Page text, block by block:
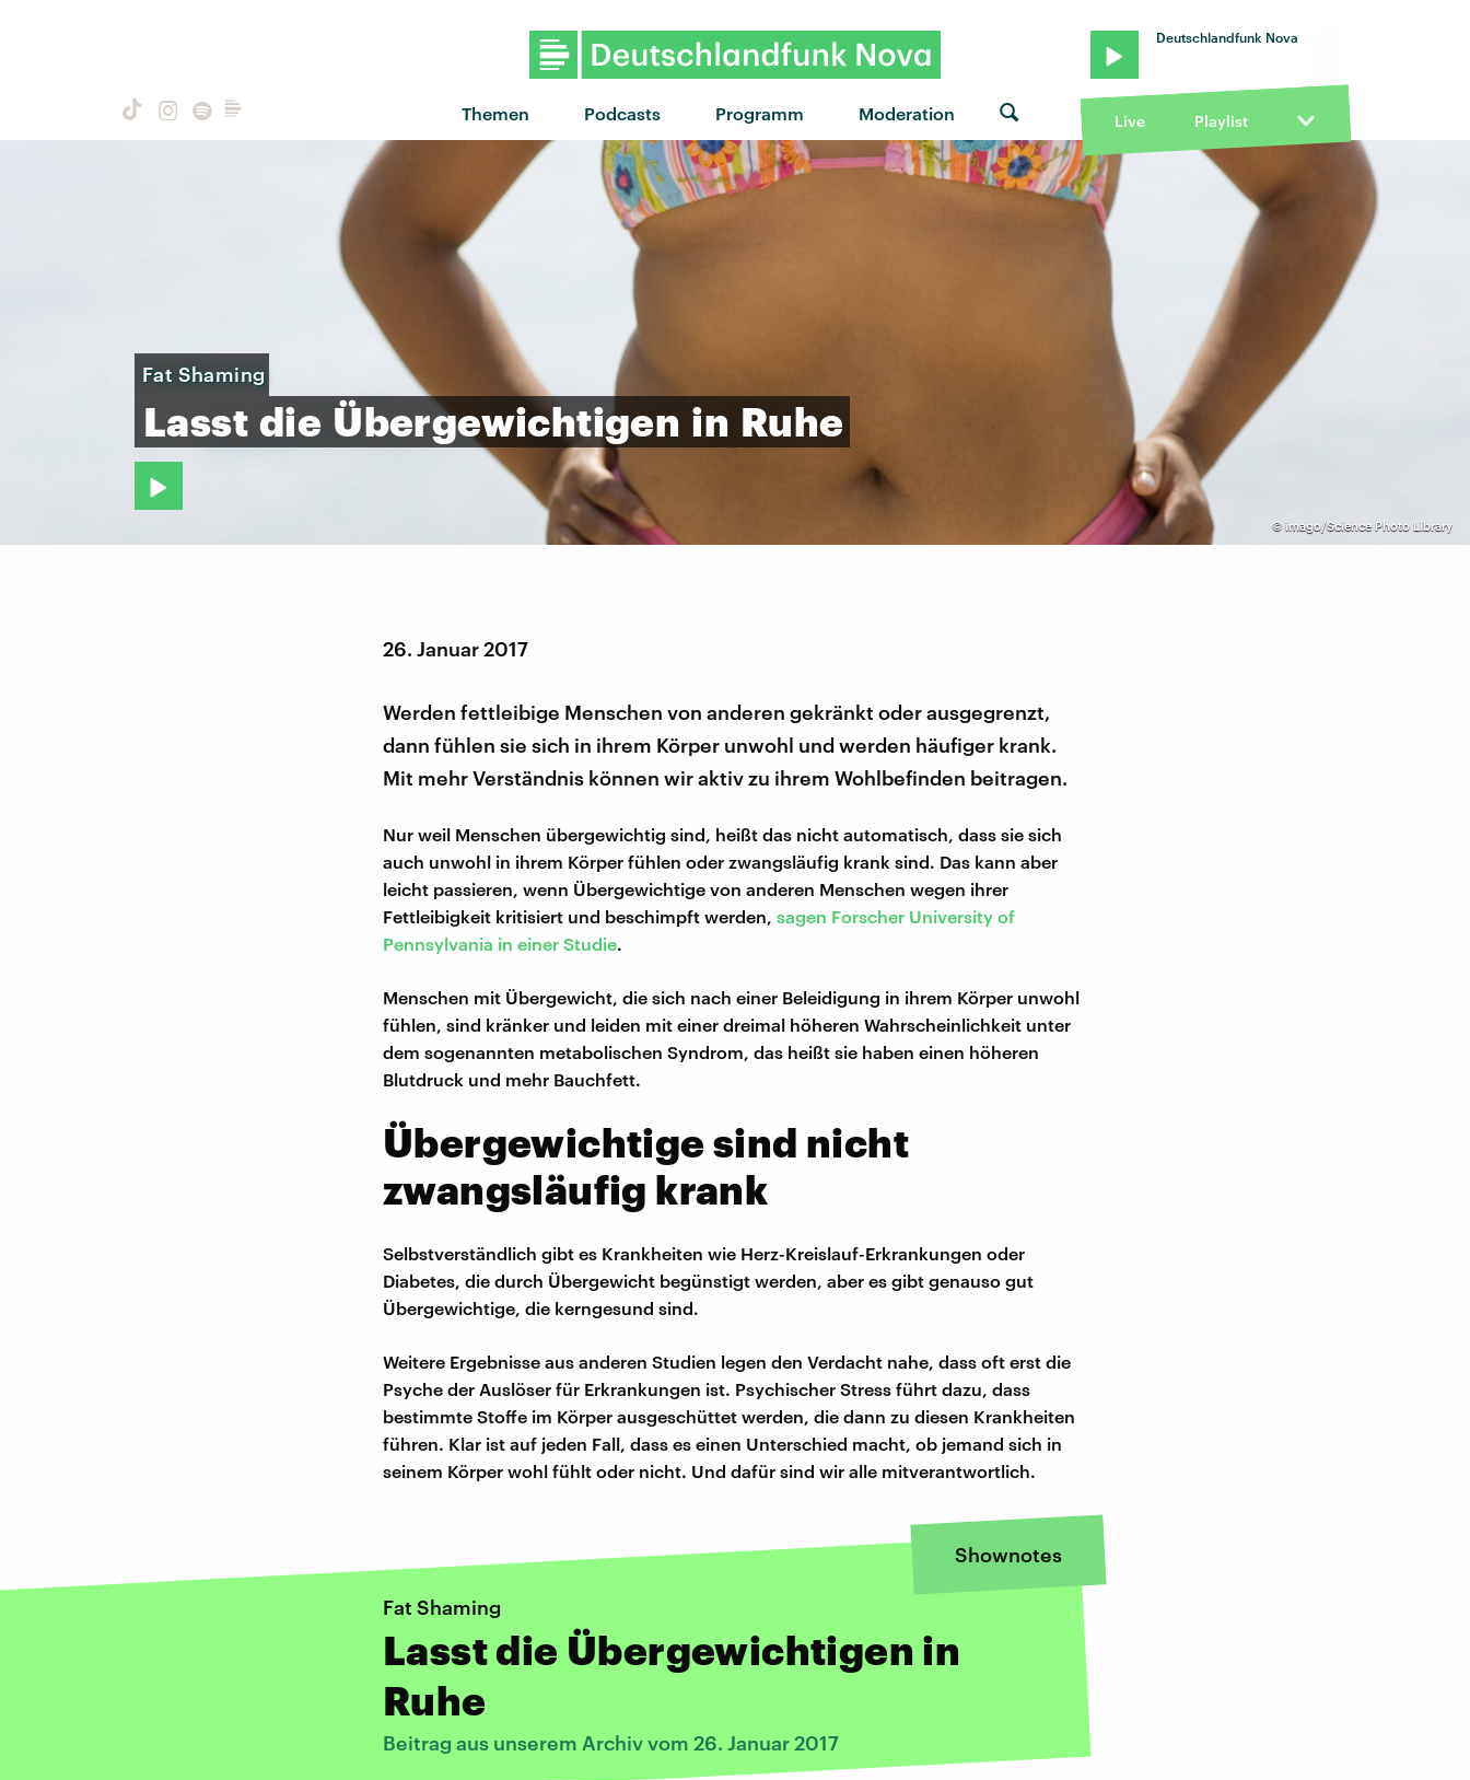
Themen Podcasts Programm Moderation
Deutschlandfunk Nova
Live Playlist
© imago/Science Photo Library
Fat Shaming
Lasst die Übergewichtigen in Ruhe
26. Januar 2017
Werden fettleibige Menschen von anderen gekränkt oder ausgegrenzt,
dann fühlen sie sich in ihrem Körper unwohl und werden häufiger krank.
Mit mehr Verständnis können wir aktiv zu ihrem Wohlbefinden beitragen.
Nur weil Menschen übergewichtig sind, heißt das nicht automatisch, dass sie sich
auch unwohl in ihrem Körper fühlen oder zwangsläufig krank sind. Das kann aber
leicht passieren, wenn Übergewichtige von anderen Menschen wegen ihrer
Fettleibigkeit kritisiert und beschimpft werden, sagen Forscher University of
Pennsylvania in einer Studie.
Menschen mit Übergewicht, die sich nach einer Beleidigung in ihrem Körper unwohl
fühlen, sind kränker und leiden mit einer dreimal höheren Wahrscheinlichkeit unter
dem sogenannten metabolischen Syndrom, das heißt sie haben einen höheren
Blutdruck und mehr Bauchfett.
Übergewichtige sind nicht
zwangsläufig krank
Selbstverständlich gibt es Krankheiten wie Herz-Kreislauf-Erkrankungen oder
Diabetes, die durch Übergewicht begünstigt werden, aber es gibt genauso gut
Übergewichtige, die kerngesund sind.
Weitere Ergebnisse aus anderen Studien legen den Verdacht nahe, dass oft erst die
Psyche der Auslöser für Erkrankungen ist. Psychischer Stress führt dazu, dass
bestimmte Stoffe im Körper ausgeschüttet werden, die dann zu diesen Krankheiten
führen. Klar ist auf jeden Fall, dass es einen Unterschied macht, ob jemand sich in
seinem Körper wohl fühlt oder nicht. Und dafür sind wir alle mitverantwortlich.
Shownotes
Fat Shaming
Lasst die Übergewichtigen in
Ruhe
Beitrag aus unserem Archiv vom 26. Januar 2017